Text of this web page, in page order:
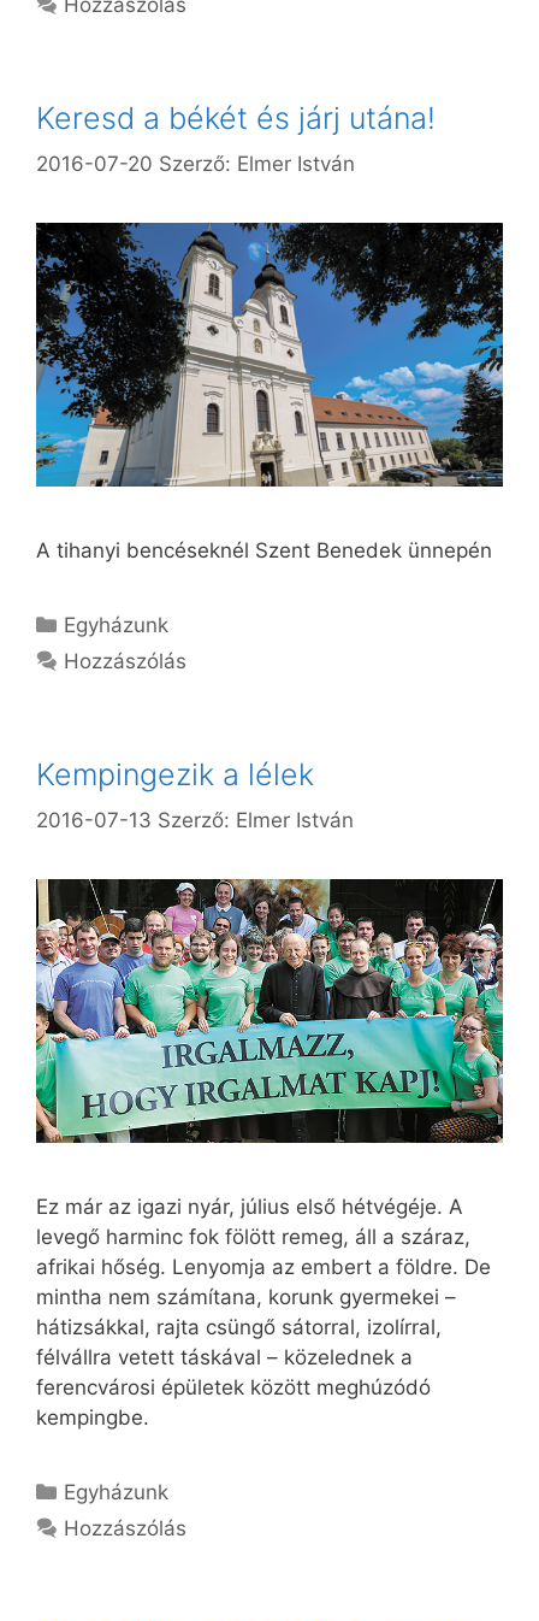
Keresd a békét és járj utána!
2016-07-20 Szerző: Elmer István
A tihanyi bencéseknél Szent Benedek ünnepén
Kategória
Egyházunk
Hozzászólás
Kempingezik a lélek
2016-07-13 Szerző: Elmer István
Ez már az igazi nyár, július első hétvégéje. A
levegő harminc fok fölött remeg, áll a száraz,
afrikai hőség. Lenyomja az embert a földre. De
mintha nem számítana, korunk gyermekei –
hátizsákkal, rajta csüngő sátorral, izolírral,
félvállra vetett táskával – közelednek a
ferencvárosi épületek között meghúzódó
kempingbe.
Kategória
Egyházunk
Hozzászólás